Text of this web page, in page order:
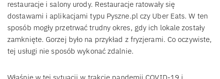
restauracje i salony urody. Restauracje ratowały się
dostawami i aplikacjami typu Pyszne.pl czy Uber Eats. W ten
sposób mogły przetrwać trudny okres, gdy ich lokale zostały
zamknięte. Gorzej było na przykład z fryzjerami. Co oczywiste,
tej usługi nie sposób wykonać zdalnie.